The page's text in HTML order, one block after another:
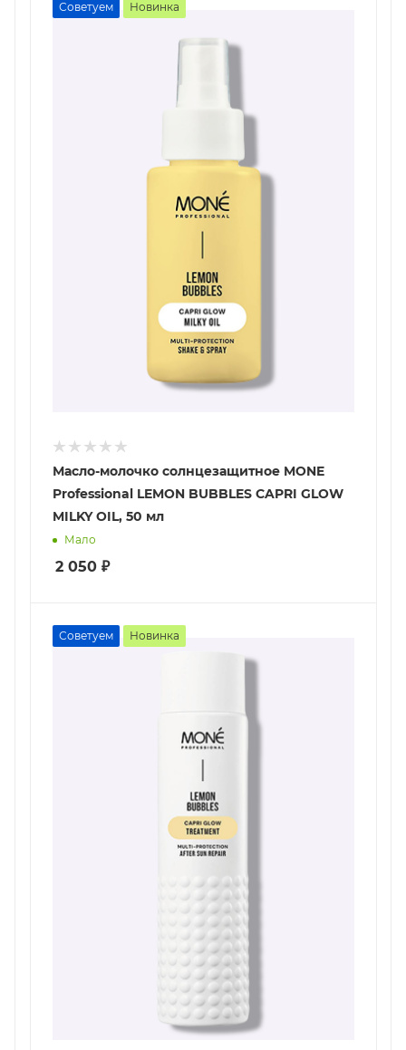
Советуем Новинка
Масло-молочко солнцезащитное MONE
Professional LEMON BUBBLES CAPRI GLOW
MILKY OIL, 50 мл
Мало
2 050 ₽
Советуем Новинка